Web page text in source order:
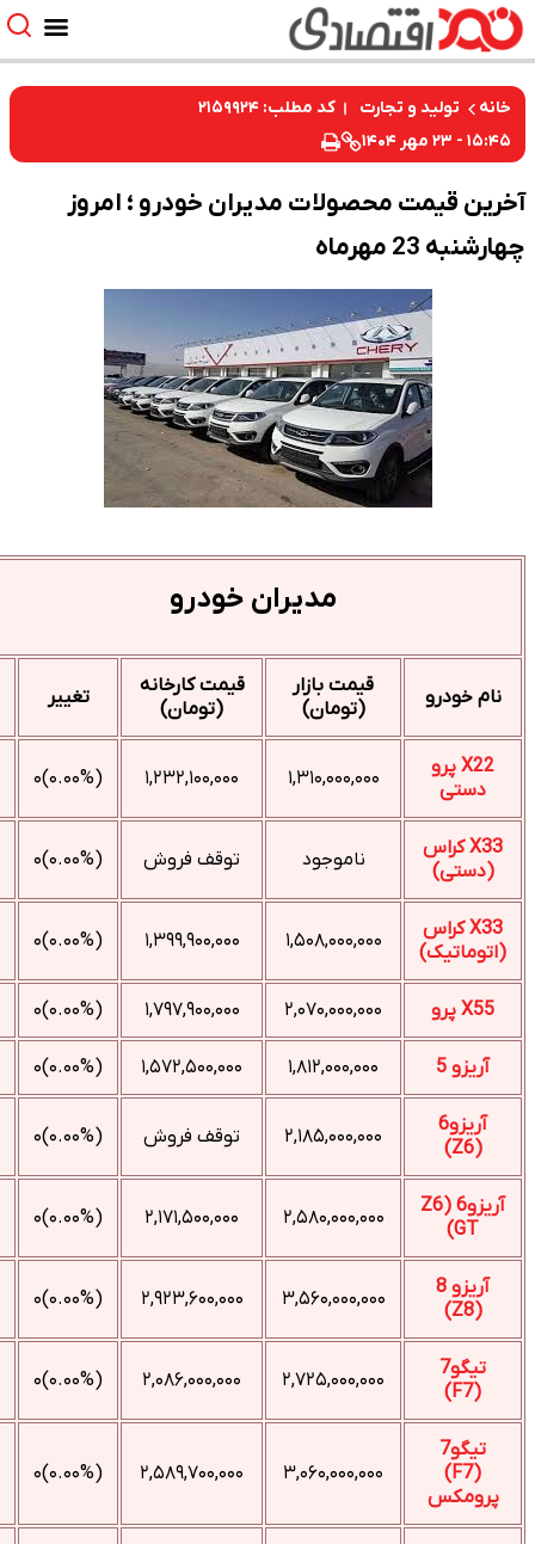
خانه تولید و تجارت
کد مطلب: ۲۱۵۹۹۲۴
۱۵:۴۵ - ۲۳ مهر ۱۴۰۴
قیمت محصولات مدیران خودرو ؛ امروز
23 مهرماه
مدیران خودرو
نام خودرو
قیمت بازار
(تومان)
قیمت کارخانه
(تومان)
تغییر
X22 پرو
دستی
۱,۳۱۰,۰۰۰,۰۰۰ ۱,۲۳۲,۱۰۰,۰۰۰
X33 کراس
(دستی)
ناموجود توقف فروش
X33 کراس
(اتوماتیک)
۱,۵۰۸,۰۰۰,۰۰۰ ۱,۳۹۹,۹۰۰,۰۰۰
X55 پرو ۲,۰۷۰,۰۰۰,۰۰۰ ۱,۷۹۷,۹۰۰,۰۰۰
آریزو 5 ۱,۸۱۲,۰۰۰,۰۰۰ ۱,۵۷۲,۵۰۰,۰۰۰
آریزو6
۲,۱۸۵,۰۰۰,۰۰۰ توقف فروش
آریزو6 (Z6
GT)
۲,۵۸۰,۰۰۰,۰۰۰ ۲,۱۷۱,۵۰۰,۰۰۰
آریزو 8
۳,۵۶۰,۰۰۰,۰۰۰ ۲,۹۲۳,۶۰۰,۰۰۰
تیگو7
۲,۷۲۵,۰۰۰,۰۰۰ ۲,۰۸۶,۰۰۰,۰۰۰
تیگو7
(F7)
پرومکس
۳,۰۶۰,۰۰۰,۰۰۰ ۲,۵۸۹,۷۰۰,۰۰۰